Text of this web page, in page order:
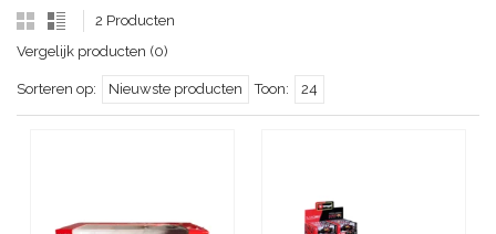
2 Producten
Vergelijk producten (0)
Sorteren op: Nieuwste producten Toon: 24